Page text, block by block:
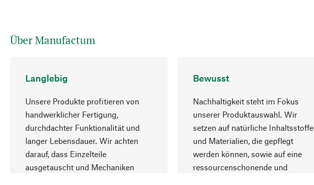
Über Manufactum
Langlebig
Unsere Produkte profitieren von
handwerklicher Fertigung,
durchdachter Funktionalität und
langer Lebensdauer. Wir achten
darauf, dass Einzelteile
ausgetauscht und Mechaniken
Bewusst
Nachhaltigkeit steht im Fokus
unserer Produktauswahl. Wir
setzen auf natürliche Inhaltsstoffe
und Materialien, die gepflegt
werden können, sowie auf eine
ressourcenschonende und